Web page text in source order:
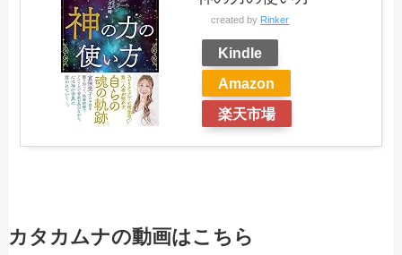
created by Rinker
Kindle
Amazon
楽天市場
カタカムナの動画はこちら